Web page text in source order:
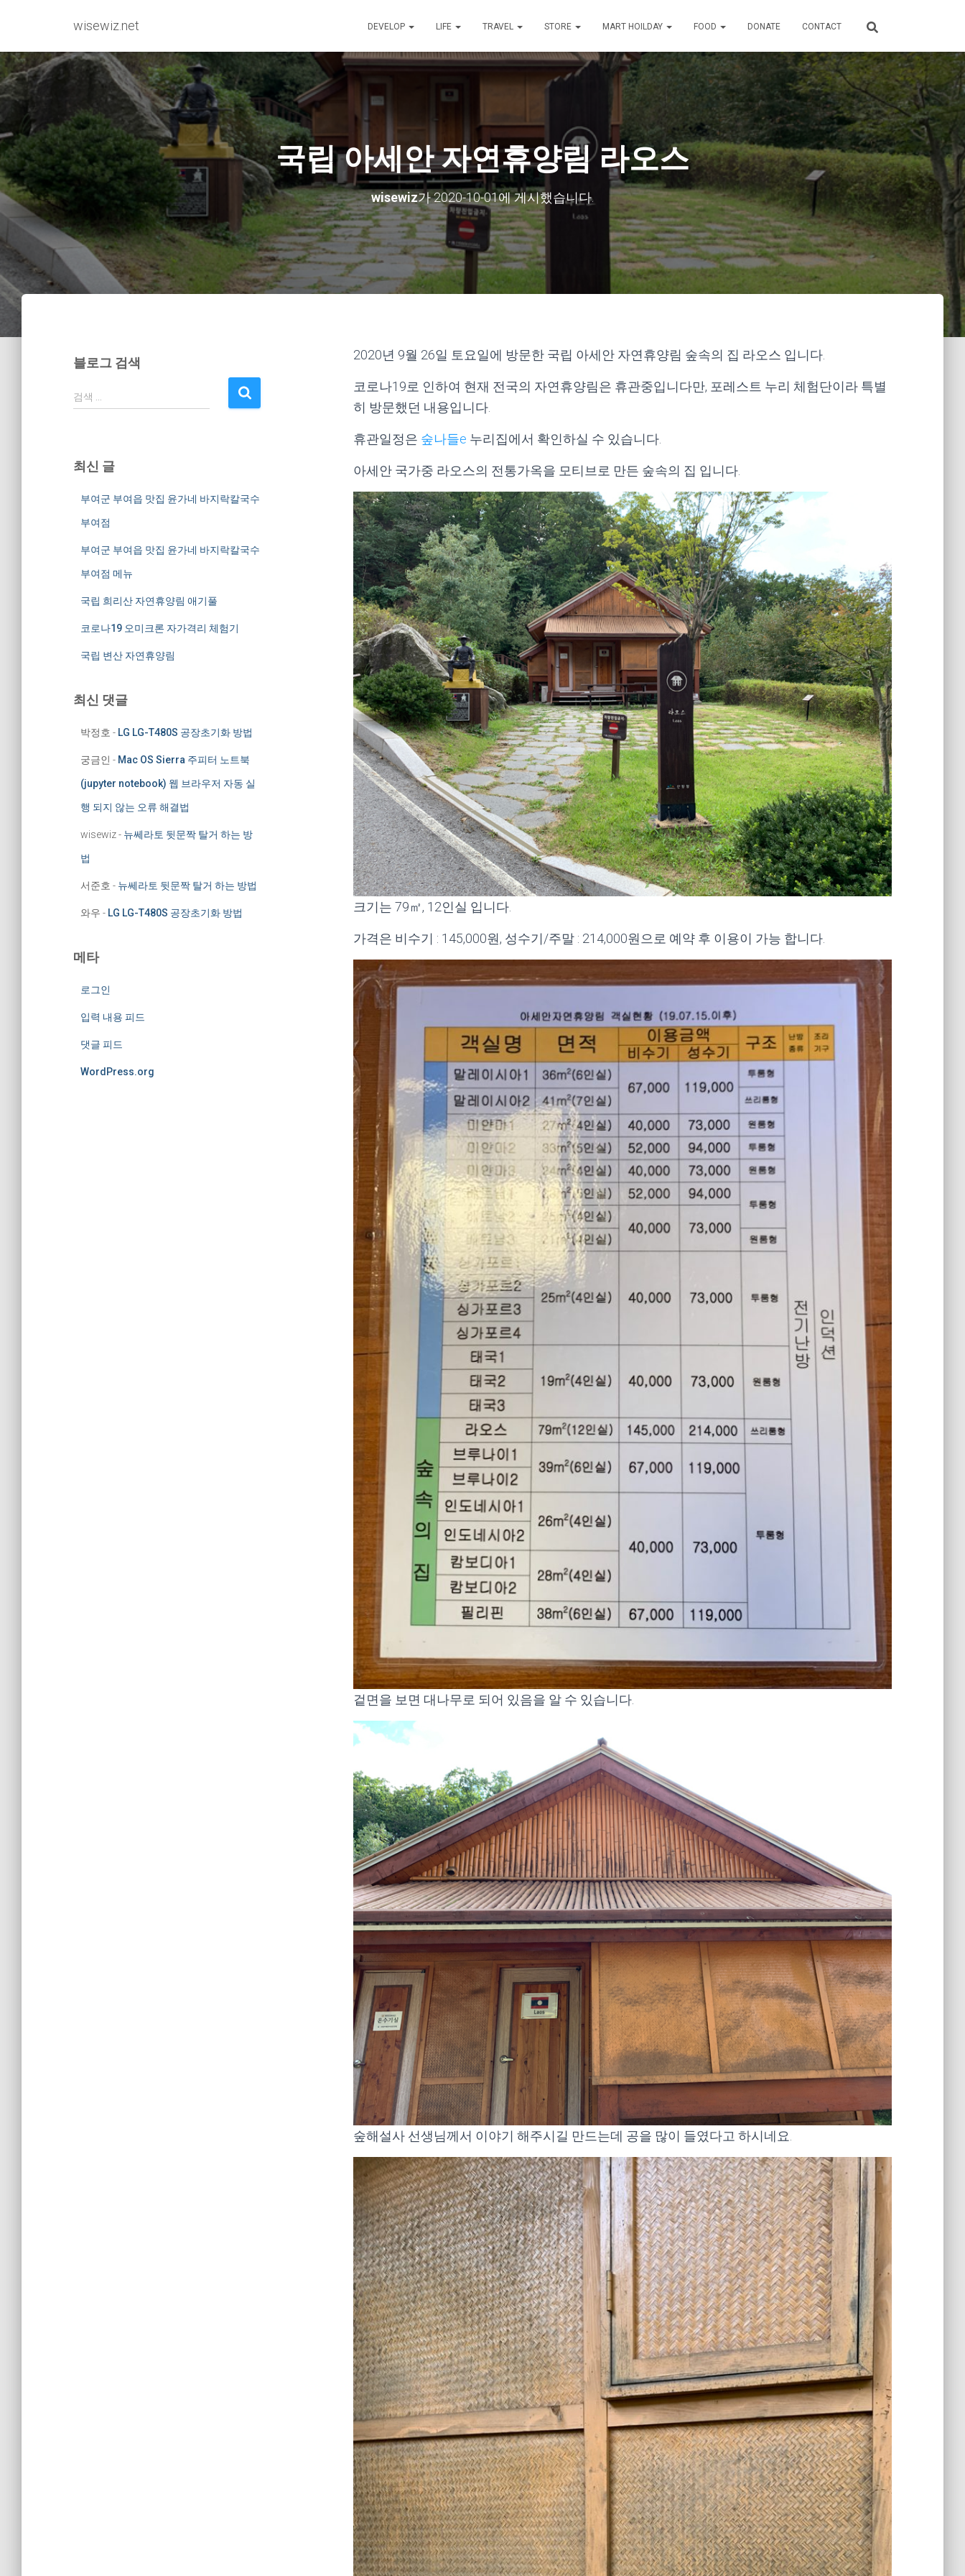
wisewiz.net DEVELOP LIFE TRAVEL STORE MART HOILDAY FOOD DONATE CONTACT
국립 아세안 자연휴양림 라오스
wisewiz가2020-10-01에 게시했습니다.
블로그 검색
검
색
검색 …
최신 글
부여군 부여읍 맛집 윤가네 바지락칼국수
부여점
부여군 부여읍 맛집 윤가네 바지락칼국수
부여점 메뉴
국립 희리산 자연휴양림 애기풀
코로나19 오미크론 자가격리 체험기
국립 변산 자연휴양림
최신 댓글
박정호 - LG LG-T480S 공장초기화 방법
궁금인 - Mac OS Sierra 주피터 노트북
(jupyter notebook) 웹 브라우저 자동 실
행 되지 않는 오류 해결법
wisewiz- 뉴쎄라토 뒷문짝 탈거 하는 방
법
서준호 - 뉴쎄라토 뒷문짝 탈거 하는 방법
와우 - LG LG-T480S 공장초기화 방법
메타
로그인
입력 내용 피드
댓글 피드
WordPress.org
2020년 9월 26일 토요일에 방문한 국립 아세안 자연휴양림 숲속의 집 라오스 입니다.
코로나19로 인하여 현재 전국의 자연휴양림은 휴관중입니다만, 포레스트 누리 체험단이라 특별
히 방문했던 내용입니다.
휴관일정은 숲나들e 누리집에서 확인하실 수 있습니다.
아세안 국가중 라오스의 전통가옥을 모티브로 만든 숲속의 집 입니다.
크기는 79㎡, 12인실 입니다.
가격은 비수기 : 145,000원, 성수기/주말 : 214,000원으로 예약 후 이용이 가능 합니다.
겉면을 보면 대나무로 되어 있음을 알 수 있습니다.
숲해설사 선생님께서 이야기 해주시길 만드는데 공을 많이 들였다고 하시네요.